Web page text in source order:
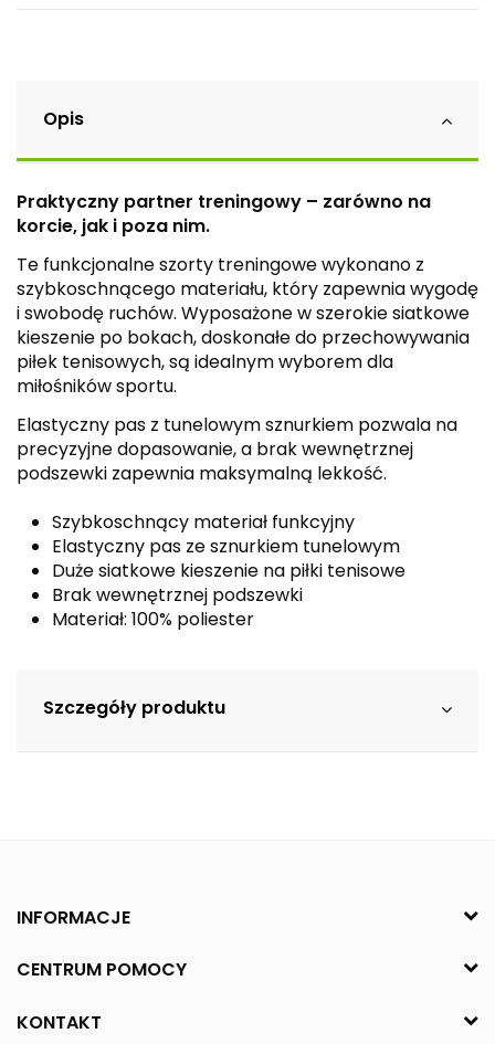
Opis
Praktyczny partner treningowy – zarówno na
korcie, jak i poza nim.
Te funkcjonalne szorty treningowe wykonano z
szybkoschnącego materiału, który zapewnia wygodę
i swobodę ruchów. Wyposażone w szerokie siatkowe
kieszenie po bokach, doskonałe do przechowywania
piłek tenisowych, są idealnym wyborem dla
miłośników sportu.
Elastyczny pas z tunelowym sznurkiem pozwala na
precyzyjne dopasowanie, a brak wewnętrznej
podszewki zapewnia maksymalną lekkość.
Szybkoschnący materiał funkcyjny
Elastyczny pas ze sznurkiem tunelowym
Duże siatkowe kieszenie na piłki tenisowe
Brak wewnętrznej podszewki
Materiał: 100% poliester
Szczegóły produktu
INFORMACJE
CENTRUM POMOCY
KONTAKT